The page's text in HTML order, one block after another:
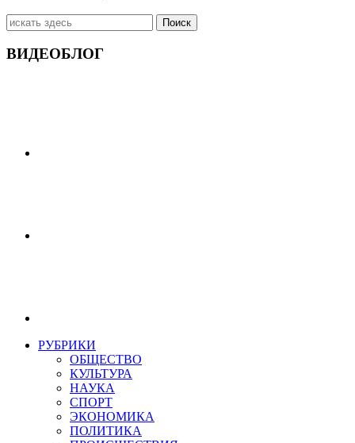
Искать:
ВИДЕОБЛОГ
РУБРИКИ
ОБЩЕСТВО
КУЛЬТУРА
НАУКА
СПОРТ
ЭКОНОМИКА
ПОЛИТИКА